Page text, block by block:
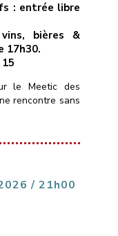
: entrée libre
bières &
17h30.
le Meetic des
rencontre sans
quelques
pour leur
/ 21h00